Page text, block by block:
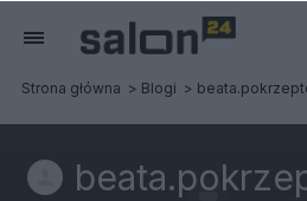
Strona główna Blogi